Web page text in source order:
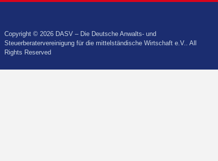
Copyright © 2026 DASV – Die Deutsche Anwalts- und
Steuerberatervereinigung für die mittelständische Wirtschaft e.V.. All
Rights Reserved